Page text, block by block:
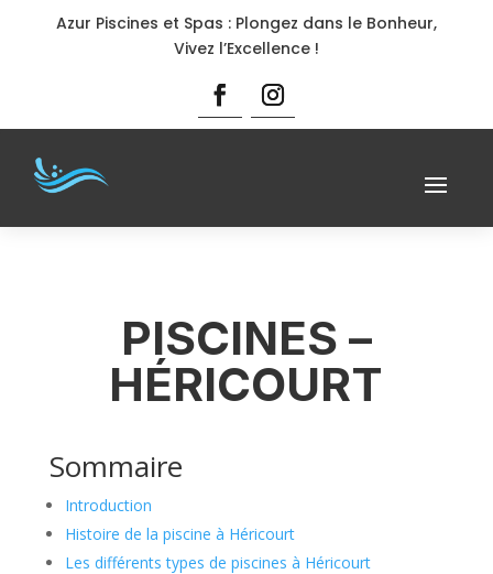
Azur Piscines et Spas : Plongez dans le Bonheur,
Vivez l’Excellence !
PISCINES –
HÉRICOURT
Sommaire
Introduction
Histoire de la piscine à Héricourt
Les différents types de piscines à Héricourt